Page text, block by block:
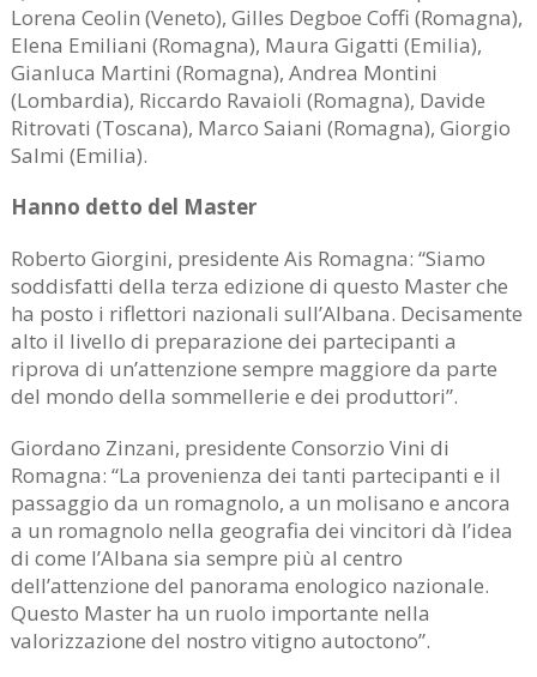
Lorena Ceolin (Veneto), Gilles Degboe Coffi (Romagna),
Elena Emiliani (Romagna), Maura Gigatti (Emilia),
Gianluca Martini (Romagna), Andrea Montini
(Lombardia), Riccardo Ravaioli (Romagna), Davide
Ritrovati (Toscana), Marco Saiani (Romagna), Giorgio
Salmi (Emilia).
Hanno detto del Master
Roberto Giorgini, presidente Ais Romagna: “Siamo
soddisfatti della terza edizione di questo Master che
ha posto i riflettori nazionali sull’Albana. Decisamente
alto il livello di preparazione dei partecipanti a
riprova di un’attenzione sempre maggiore da parte
del mondo della sommellerie e dei produttori”.
Giordano Zinzani, presidente Consorzio Vini di
Romagna: “La provenienza dei tanti partecipanti e il
passaggio da un romagnolo, a un molisano e ancora
a un romagnolo nella geografia dei vincitori dà l’idea
di come l’Albana sia sempre più al centro
dell’attenzione del panorama enologico nazionale.
Questo Master ha un ruolo importante nella
valorizzazione del nostro vitigno autoctono”.